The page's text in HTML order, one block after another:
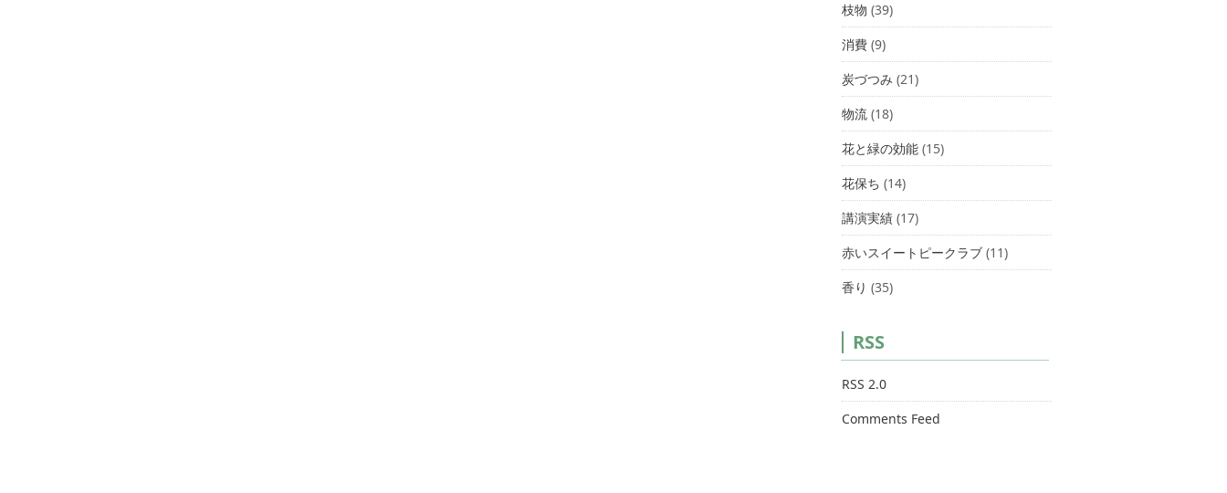
枝物 (39)
消費 (9)
炭づつみ (21)
物流 (18)
花と緑の効能 (15)
花保ち (14)
講演実績 (17)
赤いスイートピークラブ (11)
香り (35)
RSS
RSS 2.0
Comments Feed